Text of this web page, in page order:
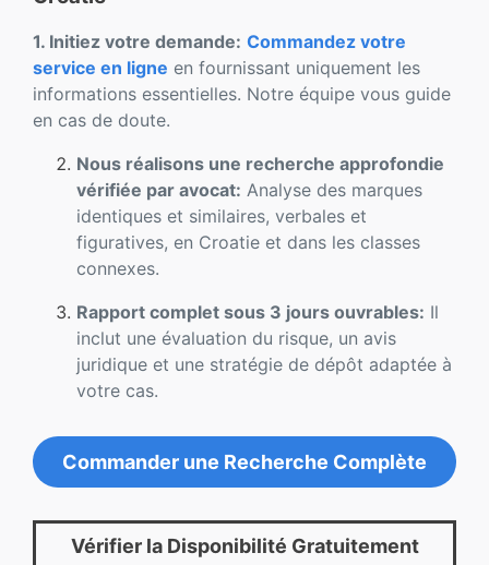
1. Initiez votre demande: Commandez votre
service en ligne en fournissant uniquement les
informations essentielles. Notre équipe vous guide
en cas de doute.
Nous réalisons une recherche approfondie
vérifiée par avocat: Analyse des marques
identiques et similaires, verbales et
figuratives, en Croatie et dans les classes
connexes.
Rapport complet sous 3 jours ouvrables: Il
inclut une évaluation du risque, un avis
juridique et une stratégie de dépôt adaptée à
votre cas.
Commander une Recherche Complète
Vérifier la Disponibilité Gratuitement